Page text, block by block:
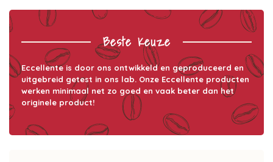
Beste Keuze
Eccellente is door ons ontwikkeld en geproduceerd en
uitgebreid getest in ons lab. Onze Eccellente producten
werken minimaal net zo goed en vaak beter dan het
originele product!